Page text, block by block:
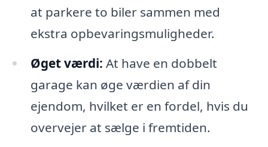
at parkere to biler sammen med
ekstra opbevaringsmuligheder.
Øget værdi: At have en dobbelt
garage kan øge værdien af din
ejendom, hvilket er en fordel, hvis du
overvejer at sælge i fremtiden.